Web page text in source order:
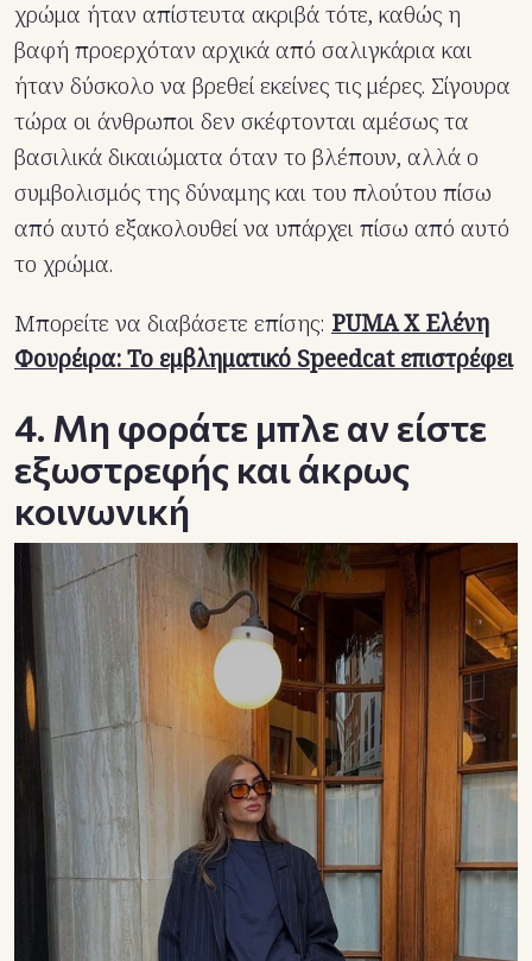
χρώμα ήταν απίστευτα ακριβά τότε, καθώς η
βαφή προερχόταν αρχικά από σαλιγκάρια και
ήταν δύσκολο να βρεθεί εκείνες τις μέρες. Σίγουρα
τώρα οι άνθρωποι δεν σκέφτονται αμέσως τα
βασιλικά δικαιώματα όταν το βλέπουν, αλλά ο
συμβολισμός της δύναμης και του πλούτου πίσω
από αυτό εξακολουθεί να υπάρχει πίσω από αυτό
το χρώμα.
Μπορείτε να διαβάσετε επίσης: PUMA X Ελένη
Φουρέιρα: Το εμβληματικό Speedcat επιστρέφει
4. Μη φοράτε μπλε αν είστε
εξωστρεφής και άκρως
κοινωνική